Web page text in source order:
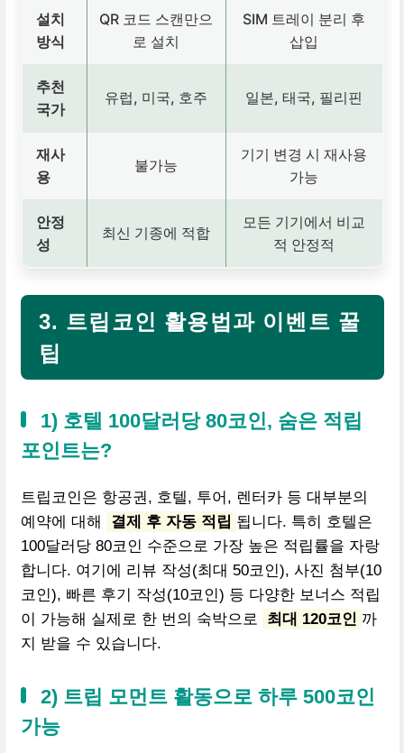
설치
방식
QR 코드 스캔만으
로 설치
SIM 트레이 분리 후
삽입
추천
국가
유럽, 미국, 호주 일본, 태국, 필리핀
재사
용
불가능
기기 변경 시 재사용
가능
안정
성
최신 기종에 적합
모든 기기에서 비교
적 안정적
3. 트립코인 활용법과 이벤트 꿀
팁
1) 호텔 100달러당 80코인, 숨은 적립
포인트는?
트립코인은 항공권, 호텔, 투어, 렌터카 등 대부분의
예약에 대해
결제 후 자동 적립 됩니다. 특히 호텔은
100달러당 80코인 수준으로 가장 높은 적립률을 자랑
합니다. 여기에 리뷰 작성(최대 50코인), 사진 첨부(10
코인), 빠른 후기 작성(10코인) 등 다양한 보너스 적립
이 가능해 실제로 한 번의 숙박으로
최대 120코인 까
지 받을 수 있습니다.
2) 트립 모먼트 활동으로 하루 500코인
가능